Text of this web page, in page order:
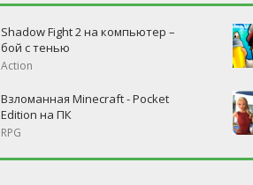
Shadow Fight 2 на компьютер –
бой с тенью
Action
Взломанная Minecraft - Pocket
Edition на ПК
RPG